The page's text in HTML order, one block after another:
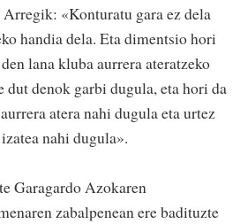
«Konturatu gara ez dela
handia dela. Eta dimentsio hori
lana kluba aurrera ateratzeko
dut denok garbi dugula, eta hori da
atera nahi dugula eta urtez
nahi dugula».
Garagardo Azokaren
zabalpenean ere badituzte